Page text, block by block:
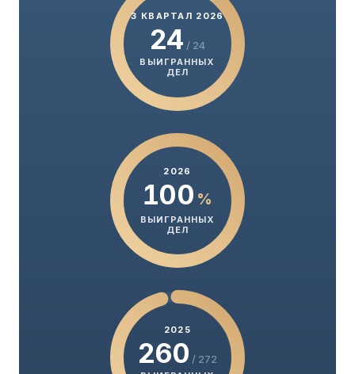
3 КВАРТАЛ 2026
24 / 24
ВЫИГРАННЫХ
ДЕЛ
2026
100 %
ВЫИГРАННЫХ
ДЕЛ
2025
260 / 272